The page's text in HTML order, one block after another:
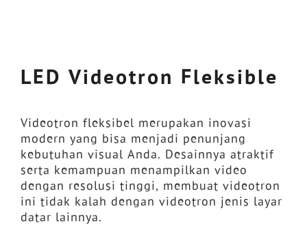
LED Videotron Fleksible
Videotron fleksibel merupakan inovasi
modern yang bisa menjadi penunjang
kebutuhan visual Anda. Desainnya atraktif
serta kemampuan menampilkan video
dengan resolusi tinggi, membuat videotron
ini tidak kalah dengan videotron jenis layar
datar lainnya.